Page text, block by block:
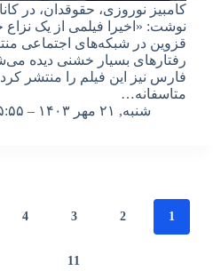
کامبیز نوروزی، حقوقدان، در
نوشت: «اخیرا فیلمی از یک
قزوین در شبکه‌های اجتماعی
رفتارهای بسیار خشنی دیده
فارس نیز این فیلم را منتشر
متاسفانه…
شنبه, ۲۱ مهر ۱۴۰۳ – ۱۵:۵۵
1
2
3
4
11